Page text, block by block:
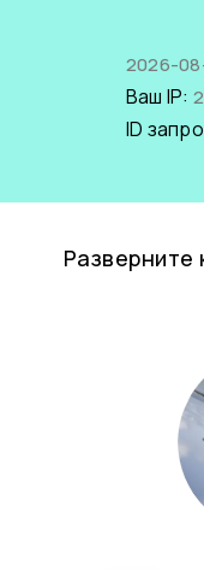
2026-
Ваш IP:
ID
Разверните